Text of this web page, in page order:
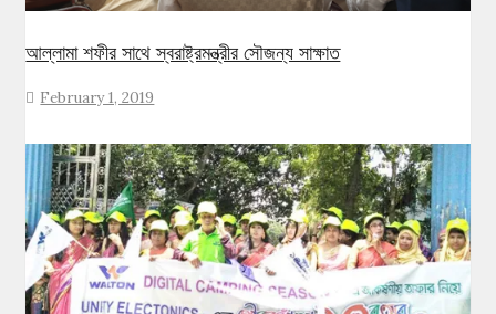
আল্লামা শফীর সাথে স্বরাষ্ট্রমন্ত্রীর সৌজন্য সাক্ষাত
February 1, 2019